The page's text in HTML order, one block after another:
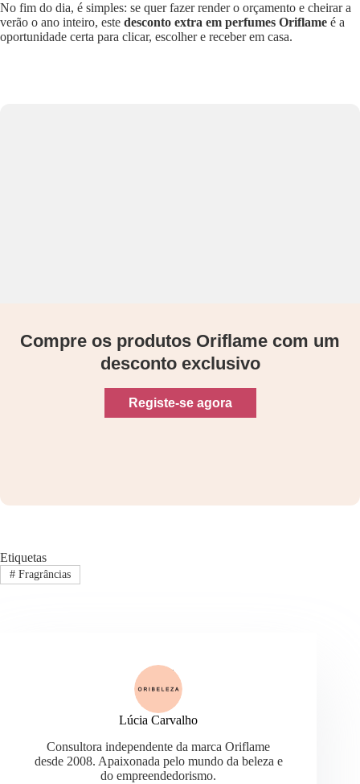
No fim do dia, é simples: se quer fazer render o orçamento e cheirar a
verão o ano inteiro, este desconto extra em perfumes Oriflame é a
oportunidade certa para clicar, escolher e receber em casa.
Compre os produtos Oriflame com um
desconto exclusivo
Registe-se agora
Etiquetas
#Fragrâncias
Lúcia Carvalho
Consultora independente da marca Oriflame
desde 2008. Apaixonada pelo mundo da beleza e
do empreendedorismo.